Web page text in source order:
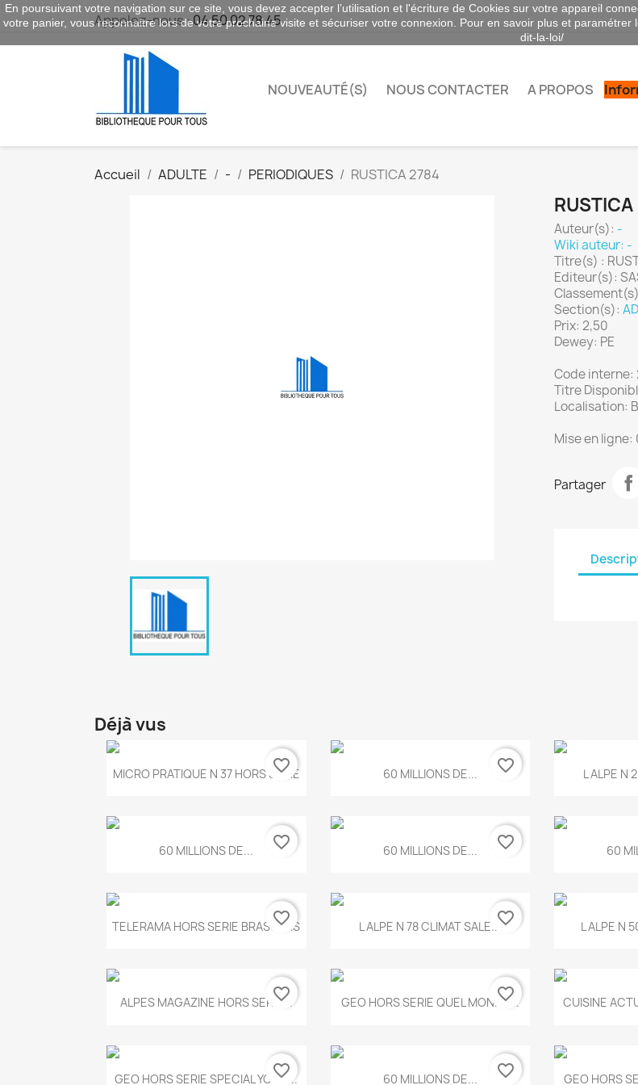
Appelez-nous :04 50 02 78 45
NOUVEAUTÉ(S) NOUS CONTACTER A PROPOS
Accueil ADULTE - PERIODIQUES RUSTICA 2784
Auteur(s): -
Wiki auteur: -
Titre(s) :
Editeur(s):
Section(s):
Prix: 2,50
Dewey: PE
Code interne:
Titre
Localisation:
Mise en
Partager
Déjà vus
Aperçu rapide
MICRO PRATIQUE N 37 HORS SERIE
favorite_border Aperçu rapide
60 MILLIONS DE... favorite_border 
L ALPE N
Aperçu rapide
60 MILLIONS DE... favorite_border Aperçu rapide
60 MILLIONS DE... favorite_border 
60
 Aperçu rapide
TELERAMA HORS SERIE BRASSENS
favorite_border  Aperçu rapide
L ALPE N 78 CLIMAT SALE...favorite_border 
L ALPE N
Aperçu rapide
ALPES MAGAZINE HORS SERIE...
favorite_border Aperçu rapide
GEO HORS SERIE QUEL MONDE...
favorite_border 
CUISINE
Aperçu rapide
GEO HORS SERIE SPECIAL YOGA...
favorite_border Aperçu rapide
60 MILLIONS DE... favorite_border 
GEO HORS
En poursuivant votre navigation sur ce site, vous devez accepter l’utilisation et l'écriture de Cookies sur votre appareil
votre panier, vous reconnaitre lors de votre prochaine visite et sécuriser votre connexion. Pour en savoir plus et
dit-la-loi/